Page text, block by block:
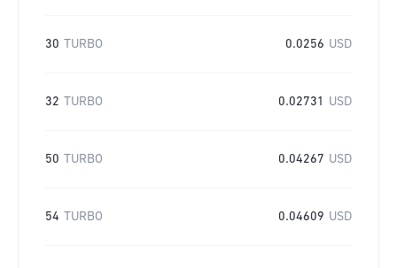
30 TURBO 0.0256 USD
32 TURBO 0.02731 USD
50 TURBO 0.04267 USD
54 TURBO 0.04609 USD